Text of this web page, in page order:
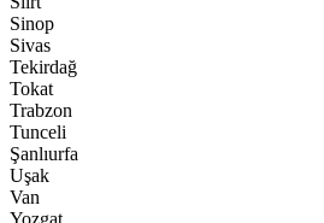
Sinop
Sivas
Tekirdağ
Tokat
Trabzon
Tunceli
Şanlıurfa
Uşak
Van
Yozgat